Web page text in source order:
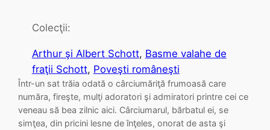
Colecţii:
Arthur şi Albert Schott, Basme valahe de
fraţii Schott, Poveşti româneşti
Într-un sat trăia odată o cârciumăriţă frumoasă care
număra, fireşte, mulţi adoratori şi admiratori printre cei ce
veneau să bea zilnic aici. Cârciumarul, bărbatul ei, se
simţea, din pricini lesne de înţeles, onorat de asta şi